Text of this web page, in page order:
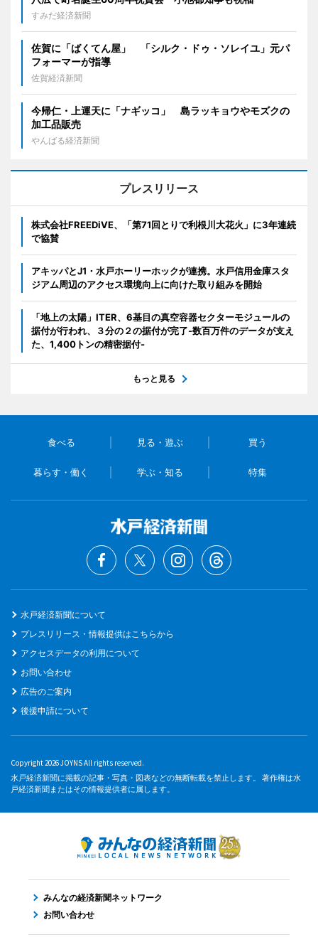
すみだ経済新聞
佐賀に「ばくてん屋」 「シルク・ドゥ・ソレイユ」元パ
フォーマーが指導
佐賀経済新聞
今帰仁・上運天に「ナギッコ」 島ラッキョウやモズクの
加工品販売
やんばる経済新聞
プレスリリース
株式会社FREEDiVE、「第71回とりで利根川大花火」に3年連続
で協賛
アキッパとJ1・水戸ホーリーホックが連携。水戸信用金庫スタ
ジアム周辺のアクセス環境向上に向けた取り組みを開始
「地上の太陽」ITER、6基目の真空容器セクターモジュールの
据付が行われ、３分の２の据付が完了-数百万件のデータが支え
た、1,400トンの精密据付-
もっと見る
食べる 見る・遊ぶ 買う
暮らす・働く 学ぶ・知る 特集
水戸経済新聞について
プレスリリース・情報提供はこちらから
アクセスデータの利用について
お問い合わせ
広告のご案内
後援申請について
Copyright 2026 JOYNS All rights reserved.
水戸経済新聞に掲載の記事・写真・図表などの無断転載を禁止します。 著作権は水
戸経済新聞またはその情報提供者に属します。
みんなの経済新聞ネットワーク
お問い合わせ